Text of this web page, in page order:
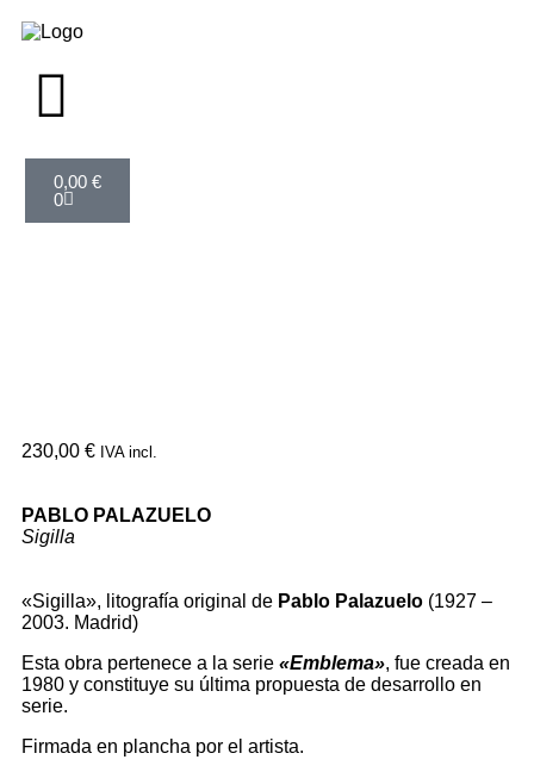
0,00 €
0
230,00 € IVA incl.
PABLO PALAZUELO
Sigilla
«Sigilla», litografía original de Pablo Palazuelo (1927 –
2003. Madrid)
Esta obra pertenece a la serie «Emblema», fue creada en
1980 y constituye su última propuesta de desarrollo en
serie.
Firmada en plancha por el artista.